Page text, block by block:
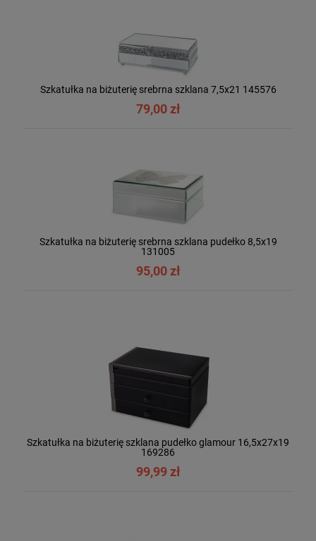
Szkatułka na biżuterię srebrna szklana 7,5x21 145576
79,00 zł
Szkatułka na biżuterię srebrna szklana pudełko 8,5x19
131005
95,00 zł
Szkatułka na biżuterię szklana pudełko glamour 16,5x27x19
169286
99,99 zł